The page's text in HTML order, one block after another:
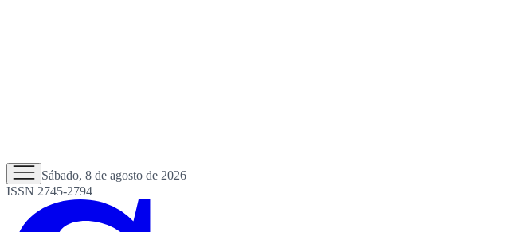
Sábado, 8 de agosto de 2026
ISSN 2745-2794